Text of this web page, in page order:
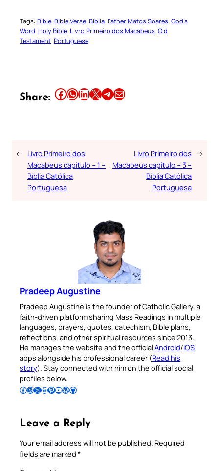
Tags: Bible Bible Verse Biblia Father Matos Soares God’s
Word Holy Bible Livro Primeiro dos Macabeus Old
Testament Portuguese
Share: Share this article on Facebook Share this article on WhatsApp Share this article on LinkedIn Share this article on X Share this article on TelegramEmail this Article
← Livro Primeiro dos
Macabeus capitulo – 1 –
Bíblia Católica
Portuguesa
Livro Primeiro dos
Macabeus capitulo – 3 –
Bíblia Católica
Portuguesa
→
Pradeep Augustine
Pradeep Augustine is the founder of Catholic Gallery, a
faith-driven platform sharing Mass Readings in multiple
languages, prayers, quotes, catechism, Bible plans,
reflections, and other spiritual resources since 2013.
He manages the website and the officialAndroid/iOS
apps alongside his professional career (Read his
story). Stay connected with him on the official social
profiles below.
Follow Pradeep on Facebook Follow Pradeep on InstagramFollow Pradeep on X Follow Pradeep on LinkedIn Follow Pradeep on Pinterest Subscribe to Pradeep’s Youtube Channel Follow Pradeep on WordPress Follow Pradeep on GitHub
Leave a Reply
Your email address will not be published. Required
fields are marked *